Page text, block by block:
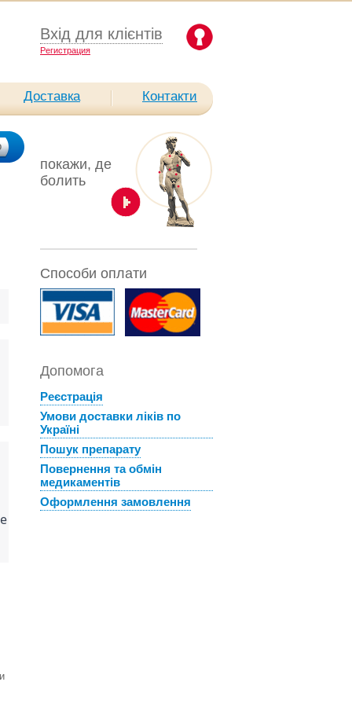
Вхід для клієнтів
Pегистрация
Доставка Контакти
покажи, де
болить
Способи оплати
Допомога
Реєстрація
Умови доставки ліків по
Україні
Пошук препарату
Повернення та обмін
медикаментів
Оформлення замовлення